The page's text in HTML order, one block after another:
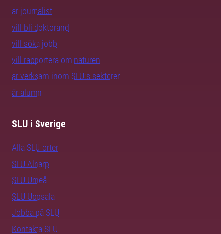
är journalist
vill bli doktorand
vill söka jobb
vill rapportera om naturen
är verksam inom SLU:s sektorer
är alumn
SLU i Sverige
Alla SLU-orter
SLU Alnarp
SLU Umeå
SLU Uppsala
Jobba på SLU
Kontakta SLU